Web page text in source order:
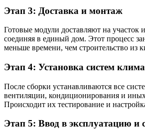
Этап 3: Доставка и монтаж
Готовые модули доставляют на участок
соединяя в единый дом. Этот процесс
меньше времени, чем строительство из
Этап 4: Установка систем
После сборки устанавливаются все
вентиляции, кондиционирования и
Происходит их тестирование и
Этап 5: Ввод в эксплуатацию и